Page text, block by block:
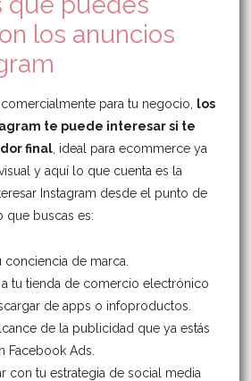
los anuncios
para tu negocio,
los
te puede interesar si te
final, ideal para ecommerce ya
y aquí lo que cuenta es la
Instagram desde el punto de
que buscas es:
conciencia de marca.
a tu tienda de comercio electrónico
de apps o infoproductos.
de la publicidad que ya estás
Facebook Ads.
con tu estrategia de social media